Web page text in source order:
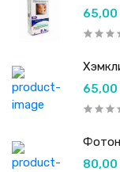
65,00
65,00
80,00